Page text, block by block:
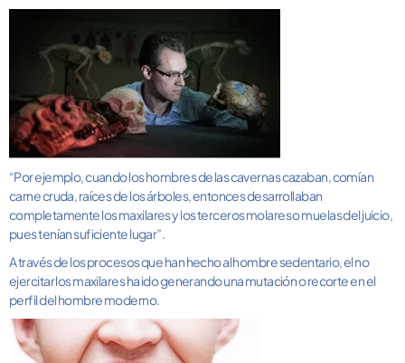
“Por ejemplo, cuando los hombres de las cavernas cazaban, comían
carne cruda, raíces de los árboles, entonces desarrollaban
completamente los maxilares y los terceros molares omuelasdel juicio,
pues tenían suficiente lugar”.
A través de los procesos que han hecho al hombre sedentario, el no
ejercitar losmaxilaresha ido generando una mutación o recorte en el
perfil del hombre moderno.